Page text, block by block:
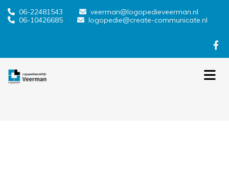
 06-22481543  veerman@logopedieveerman.nl
 06-10426685  logopedie@create-communicate.nl